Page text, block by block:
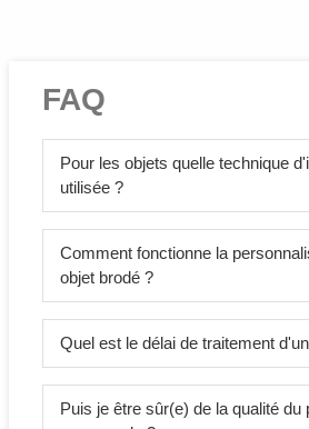
FAQ
Pour les objets quelle technique
utilisée ?
Comment fonctionne la
objet brodé ?
Quel est le délai de traitement
Puis je être sûr(e) de la qualité du